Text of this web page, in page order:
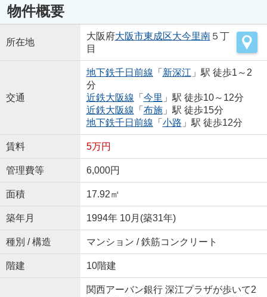
物件概要
所在地
大阪府大阪市東成区大今里南５丁
目
交通
地下鉄千日前線 「 新深江 」駅 徒歩1～2
分
近鉄大阪線 「 今里 」駅 徒歩10～12分
近鉄大阪線 「 布施」駅 徒歩15分
地下鉄千日前線 「 小路 」駅 徒歩12分
賃料 5万円
管理費等 6,000円
面積 17.92㎡
築年月 1994年 10月(築31年)
種別 / 構造 マンション / 鉄筋コンクリート
階建 10階建
関西アーバン銀行 深江プラザが歩いて2